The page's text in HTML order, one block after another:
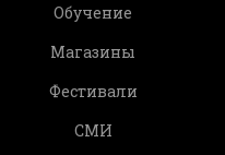
Обучение
Магазины
Фестивали
СМИ